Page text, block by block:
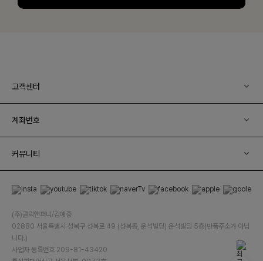
고객센터
계좌번호
커뮤니티
(주)클릭앤퍼니/김예중
02880 서울특별시 성북구 성북로 49 (성북동, 운석빌딩) 운석빌딩 5층(반품주소가 아닙
니다.)
사업자 등록번호 209-81-43420